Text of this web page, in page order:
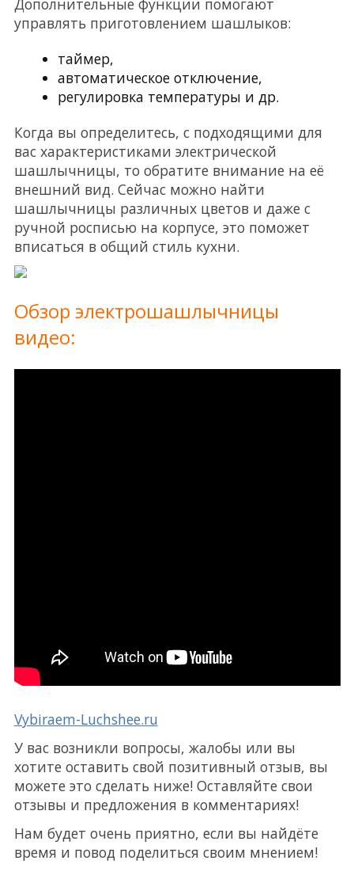
управлять приготовлением шашлыков:
таймер,
автоматическое отключение,
регулировка температуры и др.
Когда вы определитесь, с подходящими для
вас характеристиками электрической
шашлычницы, то обратите внимание на её
внешний вид. Сейчас можно найти
шашлычницы различных цветов и даже с
ручной росписью на корпусе, это поможет
вписаться в общий стиль кухни.
Обзор электрошашлычницы
видео:
Vybiraem-Luchshee.ru
У вас возникли вопросы, жалобы или вы
хотите оставить свой позитивный отзыв, вы
можете это сделать ниже! Оставляйте свои
отзывы и предложения в комментариях!
Нам будет очень приятно, если вы найдёте
время и повод поделиться своим мнением!